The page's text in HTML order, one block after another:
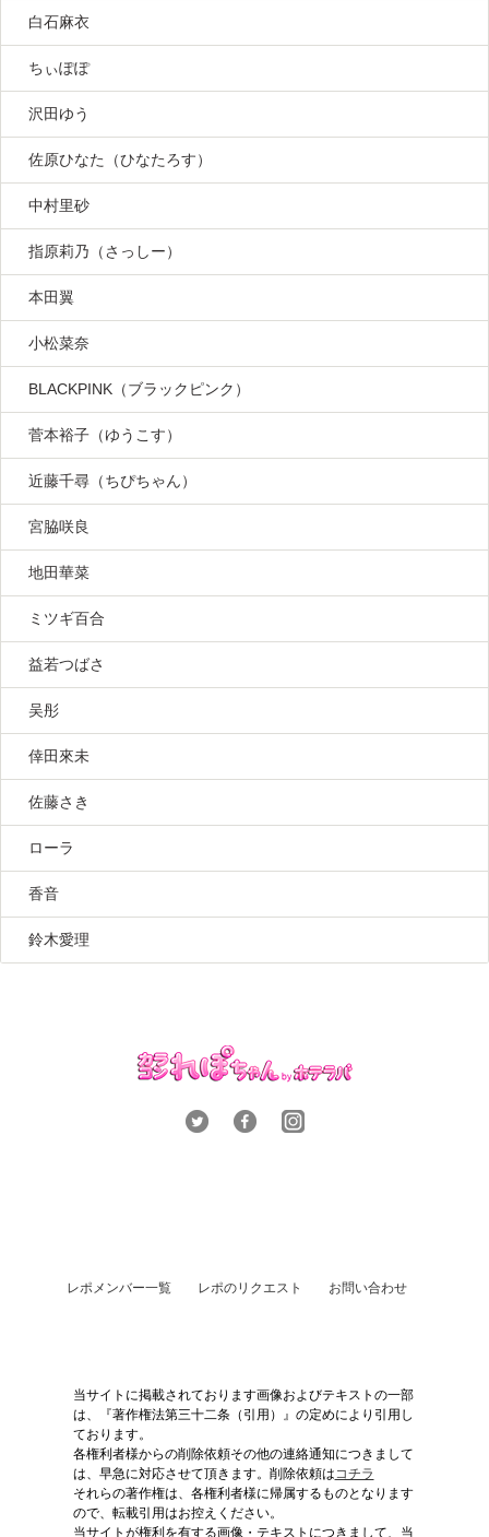
白石麻衣
ちぃぽぽ
沢田ゆう
佐原ひなた（ひなたろす）
中村里砂
指原莉乃（さっしー）
本田翼
小松菜奈
BLACKPINK（ブラックピンク）
菅本裕子（ゆうこす）
近藤千尋（ちぴちゃん）
宮脇咲良
地田華菜
ミツギ百合
益若つばさ
吴彤
倖田來未
佐藤さき
ローラ
香音
鈴木愛理
レポメンバー一覧 レポのリクエスト お問い合わせ
当サイトに掲載されております画像およびテキストの一部
は、『著作権法第三十二条（引用）』の定めにより引用し
ております。
各権利者様からの削除依頼その他の連絡通知につきまして
は、早急に対応させて頂きます。削除依頼はコチラ
それらの著作権は、各権利者様に帰属するものとなります
ので、転載引用はお控えください。
当サイトが権利を有する画像・テキストにつきまして、当